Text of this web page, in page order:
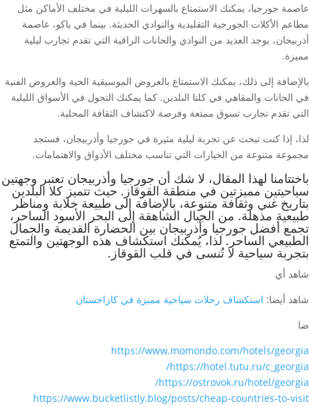
عاصمة جورجيا، يمكنك الاستمتاع بالسهرات الليلية في مختلف الأماكن مثل
مطاعم الأكلات الجورجية التقليدية والنوادي الحديثة. بينما في باكو، عاصمة
أذربيجان، يوجد العديد من النوادي والحانات الراقية التي تقدم تجارب ليلية
مميزة.
بالإضافة إلى ذلك، يمكنك الاستمتاع بالعروض الموسيقية الحية والعروض الفنية
في الحانات والمقاهي في كلتا البلدين. كما يمكنك التجول في الأسواق الليلية
التي تقدم تجارب تسوق ممتعة وفرصة لاكتشاف الثقافة المحلية.
لذا، إذا كنت تبحث عن تجربة ليلية مثيرة في جورجيا وأذربيجان، فستجد
مجموعة متنوعة من الخيارات التي تناسب مختلف الأذواق والاهتمامات.
باختتامنا لهذا المقال، لا شك أن جورجيا وأذربيجان تعتبر وجهتين
سياحيتين مميزتين في منطقة القوقاز. حيث تتميز كلا البلدين
بتاريخ غني وثقافة متنوعة، بالإضافة إلى طبيعة خلابة ومناظر
طبيعية مذهلة. من الجبال الشاهقة إلى البحر الأسود الساحر،
تجمع أفضل جورجيا وأذربيجان بين الحضارة القديمة والجمال
الطبيعي الساحر. لذا، يُمكنك استكشاف هذه الوجهتين والتمتع
بتجربة سياحية لا تُنسى في قلب القوقاز.
شاهد أي
شاهد أيضا: استكشاف رحلات سياحية مميزة في كازاخستان
ضا
https://www.momondo.com/hotels/georgia
https://hotel.tutu.ru/c_georgia/
https://ostrovok.ru/hotel/georgia/
https://www.bucketlistly.blog/posts/cheap-countries-to-visit